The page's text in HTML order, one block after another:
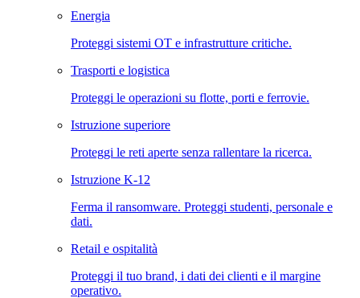
Energia
Proteggi sistemi OT e infrastrutture critiche.
Trasporti e logistica
Proteggi le operazioni su flotte, porti e ferrovie.
Istruzione superiore
Proteggi le reti aperte senza rallentare la ricerca.
Istruzione K-12
Ferma il ransomware. Proteggi studenti, personale e
dati.
Retail e ospitalità
Proteggi il tuo brand, i dati dei clienti e il margine
operativo.